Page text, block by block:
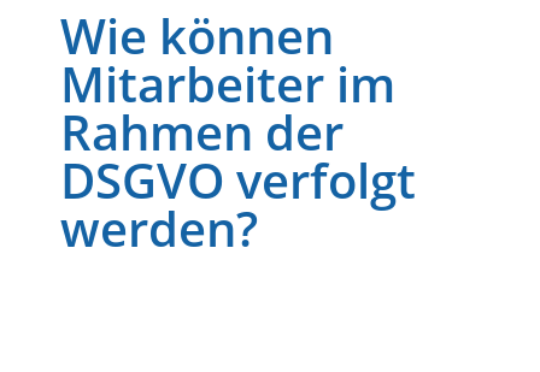
Wie können
Mitarbeiter im
Rahmen der
DSGVO verfolgt
werden?